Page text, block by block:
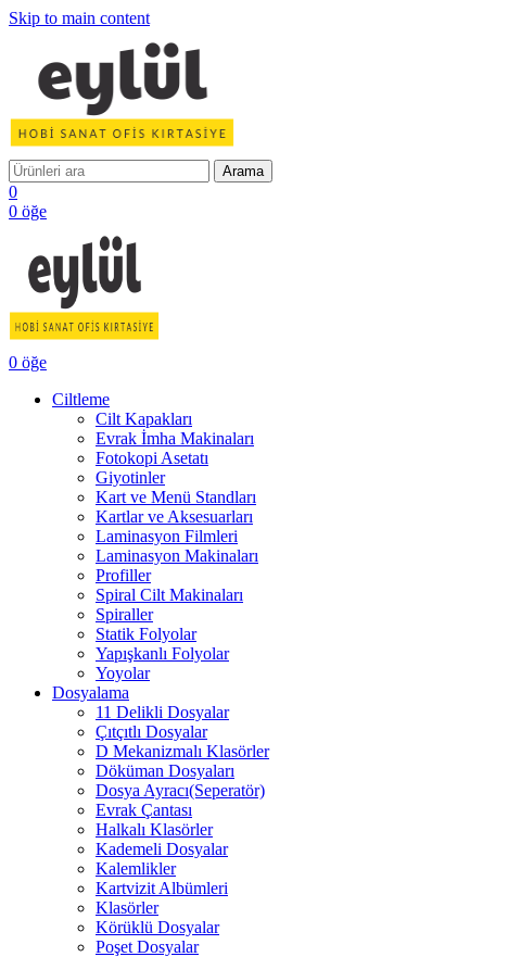
Skip to main content
Arama
0
0 öğe
0 öğe
Ciltleme
Cilt Kapakları
Evrak İmha Makinaları
Fotokopi Asetatı
Giyotinler
Kart ve Menü Standları
Kartlar ve Aksesuarları
Laminasyon Filmleri
Laminasyon Makinaları
Profiller
Spiral Cilt Makinaları
Spiraller
Statik Folyolar
Yapışkanlı Folyolar
Yoyolar
Dosyalama
11 Delikli Dosyalar
Çıtçıtlı Dosyalar
D Mekanizmalı Klasörler
Döküman Dosyaları
Dosya Ayracı(Seperatör)
Evrak Çantası
Halkalı Klasörler
Kademeli Dosyalar
Kalemlikler
Kartvizit Albümleri
Klasörler
Körüklü Dosyalar
Poşet Dosyalar